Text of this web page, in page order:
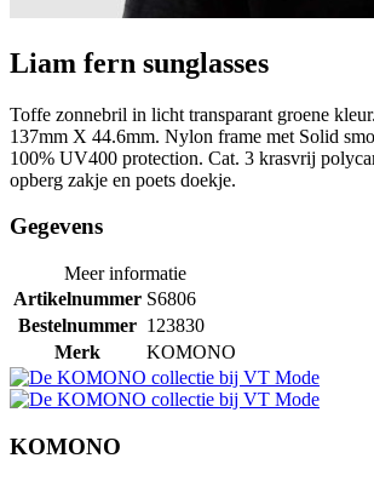
Liam fern sunglasses
Toffe zonnebril in licht transparant groene
137mm X 44.6mm. Nylon frame met Solid
100% UV400 protection. Cat. 3 krasvrij
opberg zakje en poets doekje.
Gegevens
Meer informatie
Artikelnummer S6806
Bestelnummer 123830
Merk
KOMONO
KOMONO